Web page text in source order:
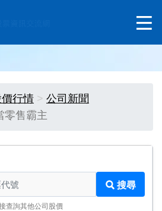
行情
公司新聞
零售霸主
搜尋
查詢其他公司股價